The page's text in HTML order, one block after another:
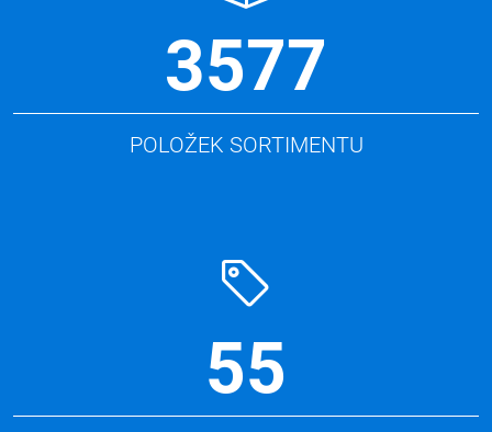
3577
POLOŽEK SORTIMENTU
55